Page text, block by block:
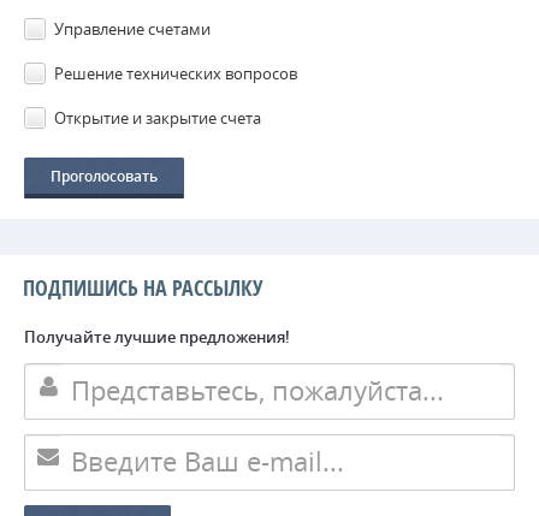
Управление счетами
Решение технических вопросов
Открытие и закрытие счета
ПОДПИШИСЬ НА РАССЫЛКУ
Получайте лучшие предложения!